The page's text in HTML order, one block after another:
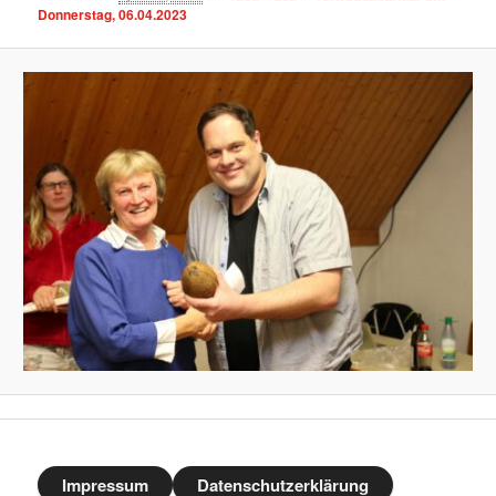
Donnerstag, 06.04.2023
Impressum Datenschutzerklärung